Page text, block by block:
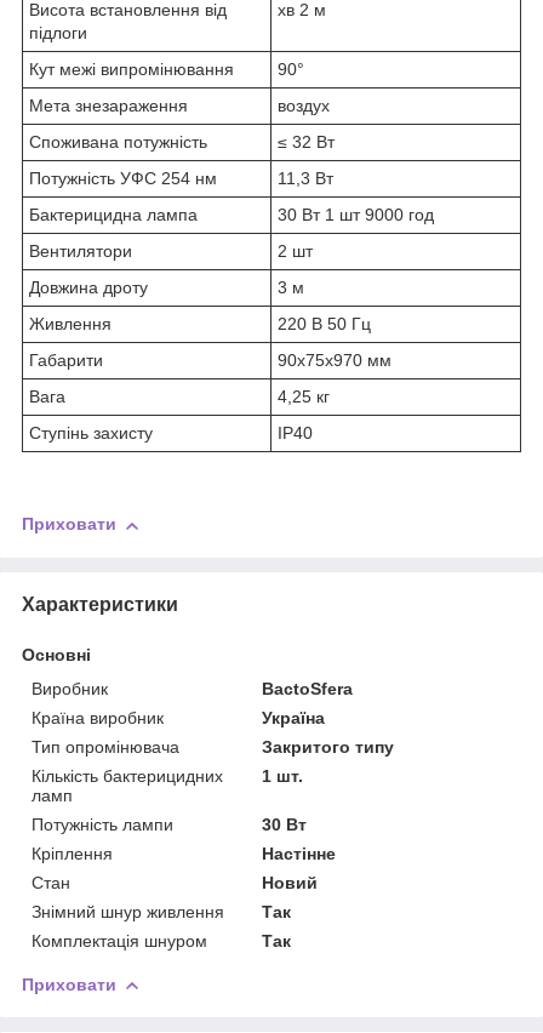
Висота встановлення від
підлоги
хв 2 м
Кут межі випромінювання
90°
Мета знезараження
воздух
Споживана потужність
≤ 32 Вт
Потужність УФС 254 нм
11,3 Вт
Бактерицидна лампа
30 Вт 1 шт 9000 год
Вентилятори
2 шт
Довжина дроту
3 м
Живлення
220 В 50 Гц
Габарити
90х75х970 мм
Вага
4,25 кг
Ступінь захисту
IP40
Приховати
Характеристики
Основні
Виробник
BactoSfera
Країна виробник
Україна
Тип опромінювача
Закритого типу
Кількість бактерицидних
ламп
1 шт.
Потужність лампи
30 Вт
Кріплення
Настінне
Стан
Новий
Знімний шнур живлення
Так
Комплектація шнуром
Так
Приховати